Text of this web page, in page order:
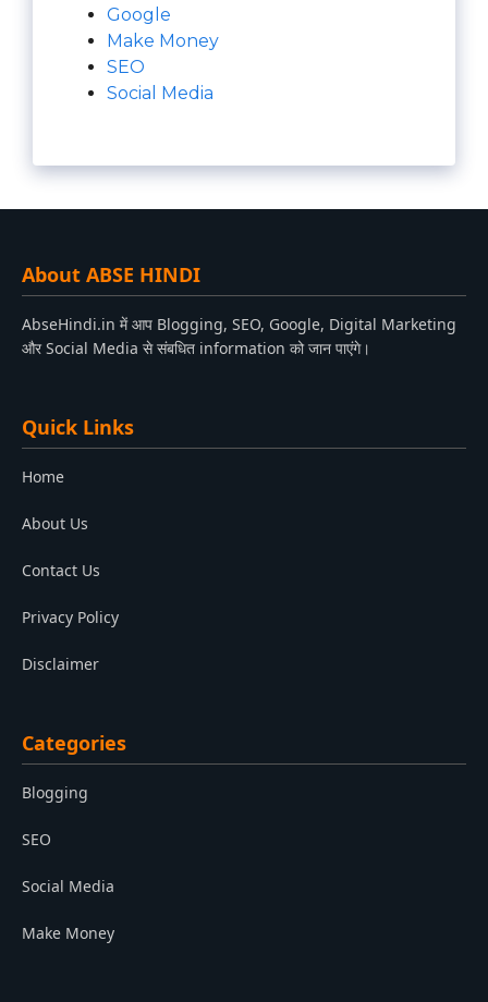
Google
Make Money
SEO
Social Media
About ABSE HINDI
AbseHindi.in में आप Blogging, SEO, Google, Digital Marketing
और Social Media से संबधित information को जान पाएंगे।
Quick Links
Home
About Us
Contact Us
Privacy Policy
Disclaimer
Categories
Blogging
SEO
Social Media
Make Money